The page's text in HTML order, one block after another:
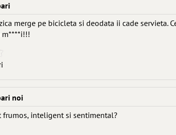
merge pe bicicleta si deodata ii cade servieta.
m****i!!!
noi
frumos, inteligent si sentimental?